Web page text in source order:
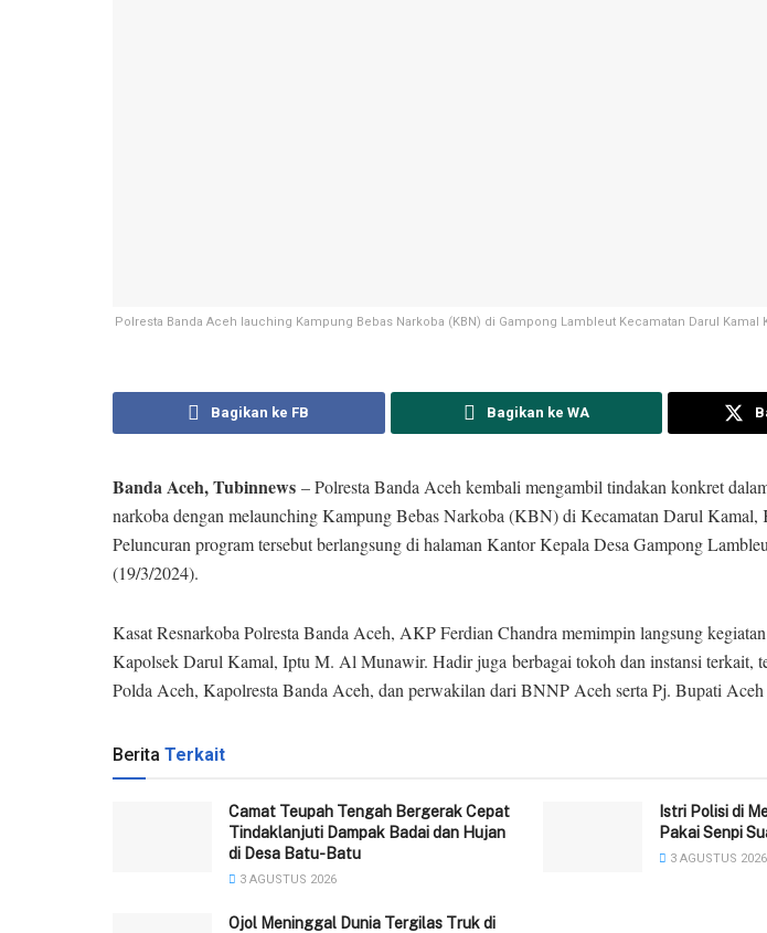
Polresta Banda Aceh lauching Kampung Bebas Narkoba (KBN) di Gampong Lambleut Kecamatan Darul Kamal
Bagikan ke FB Bagikan ke WA
Banda Aceh, Tubinnews – Polresta Banda Aceh kembali mengambil tindakan konkret
narkoba dengan melaunching Kampung Bebas Narkoba (KBN) di Kecamatan Darul Kamal,
Peluncuran program tersebut berlangsung di halaman Kantor Kepala Desa Gampong
(19/3/2024).
Kasat Resnarkoba Polresta Banda Aceh, AKP Ferdian Chandra memimpin langsung kegiatan
Kapolsek Darul Kamal, Iptu M. Al Munawir. Hadir juga berbagai tokoh dan instansi terkait,
Polda Aceh, Kapolresta Banda Aceh, dan perwakilan dari BNNP Aceh serta Pj. Bupati Aceh
Berita Terkait
Camat Teupah Tengah Bergerak Cepat
Tindaklanjuti Dampak Badai dan Hujan
di Desa Batu-Batu
3 AGUSTUS 2026
‎Istri Polisi di
Pakai Senpi
3 AGUSTUS 2026
Ojol Meninggal Dunia Tergilas Truk di